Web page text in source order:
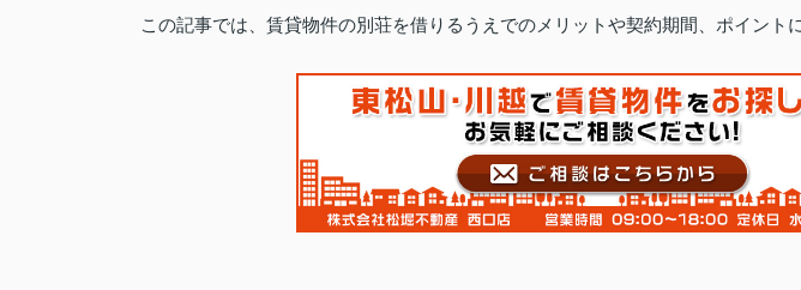
この記事では、賃貸物件の別荘を借りるうえでのメリットや契約期間、ポイント